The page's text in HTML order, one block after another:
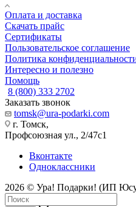
Оплата и доставка
Скачать прайс
Сертификаты
Пользовательское соглашение
Политика
Интересно и полезно
Помощь
8 (800) 333 2702
Заказать звонок
tomsk@ura-podarki.com
г. Томск,
Профсоюзная ул., 2/47с1
Вконтакте
Одноклассники
2026 © Ура! Подарки! (ИП